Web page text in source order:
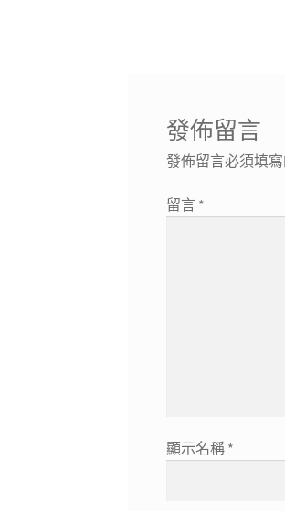
發佈留言
發佈留言必須填
留言 *
顯示名稱 *